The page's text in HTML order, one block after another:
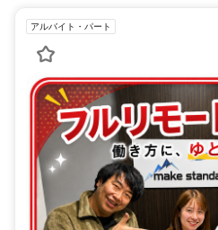
アルバイト・パート